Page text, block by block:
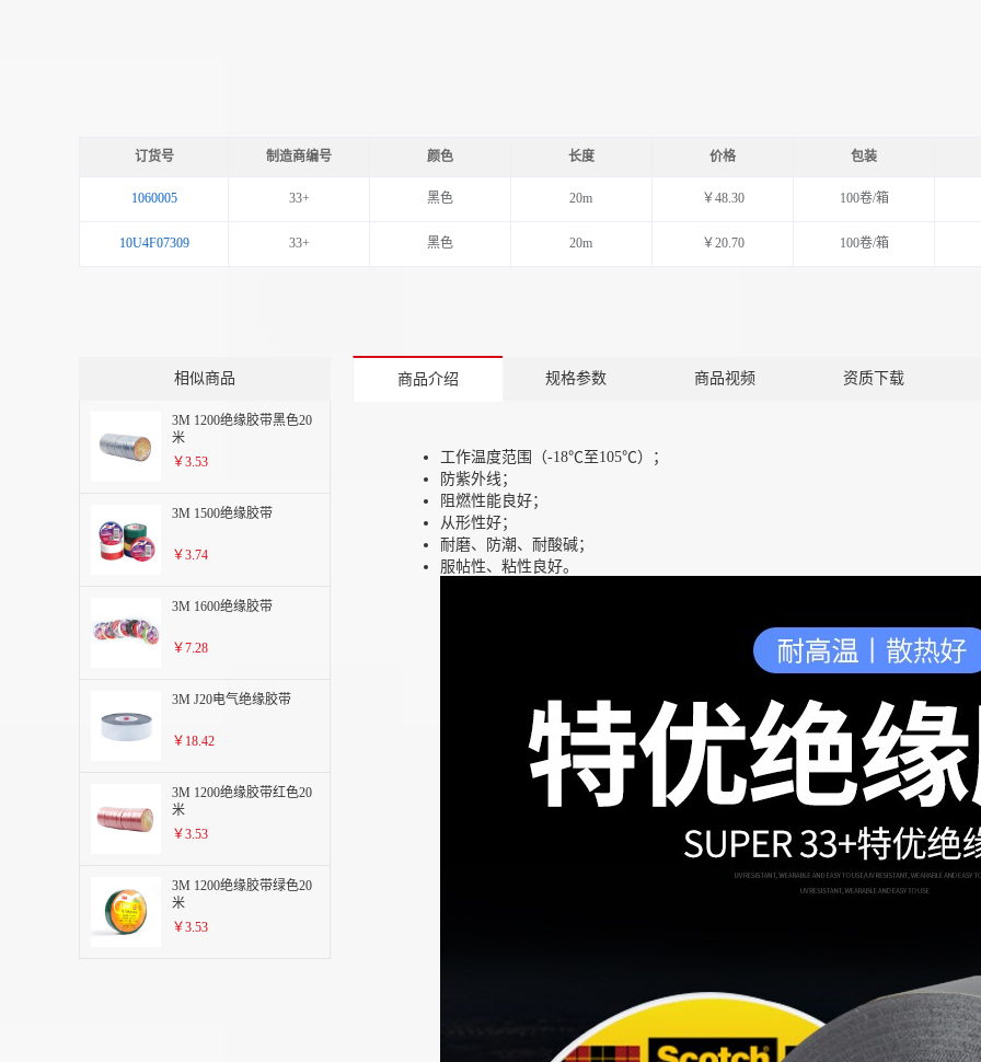
订货号 制造商编号 颜色 长度 价格 包装
1060005 33+ 黑色 20m ￥48.30 100卷/箱
10U4F07309 33+ 黑色 20m ￥20.70 100卷/箱
相似商品
3M 1200绝缘胶带黑色20
米
￥3.53
3M 1500绝缘胶带
￥3.74
3M 1600绝缘胶带
￥7.28
3M J20电气绝缘胶带
￥18.42
3M 1200绝缘胶带红色20
米
￥3.53
3M 1200绝缘胶带绿色20
米
￥3.53
商品介绍 规格参数 商品视频 资质下载
工作温度范围（-18℃至105℃）；
防紫外线；
阻燃性能良好；
从形性好；
耐磨、防潮、耐酸碱；
服帖性、粘性良好。